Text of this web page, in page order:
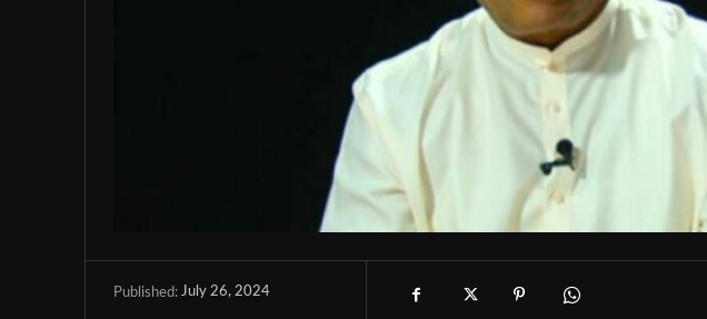
Published: July 26, 2024